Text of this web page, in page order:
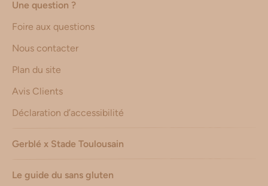
Une question ?
Foire aux questions
Nous contacter
Plan du site
Avis Clients
Déclaration d’accessibilité
Gerblé x Stade Toulousain
Le guide du sans gluten